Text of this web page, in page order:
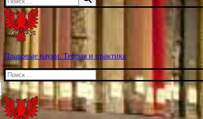
Правовые науки. Теория и практика
Искать: